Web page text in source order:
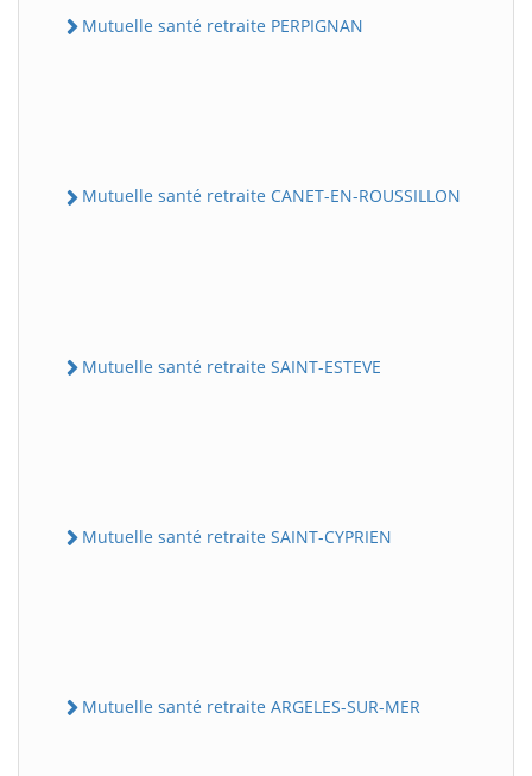
Mutuelle santé retraite PERPIGNAN
Mutuelle santé retraite CANET-EN-ROUSSILLON
Mutuelle santé retraite SAINT-ESTEVE
Mutuelle santé retraite SAINT-CYPRIEN
Mutuelle santé retraite ARGELES-SUR-MER